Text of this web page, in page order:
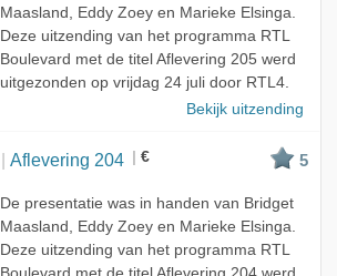
Maasland, Eddy Zoey en Marieke Elsinga.
Deze uitzending van het programma RTL
Boulevard met de titel Aflevering 205 werd
uitgezonden op vrijdag 24 juli door RTL4.
Bekijk uitzending
Aflevering 204 € 5
De presentatie was in handen van Bridget
Maasland, Eddy Zoey en Marieke Elsinga.
Deze uitzending van het programma RTL